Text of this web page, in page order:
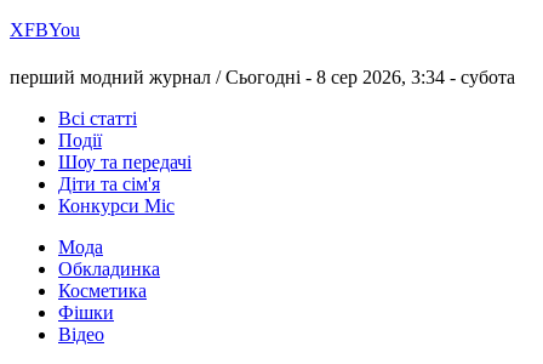
ХFBYou
перший модний журнал /Сьогодні - 8 сер 2026, 3:34 - субота
Всі статті
Події
Шоу та передачі
Діти та сім'я
Конкурси Міс
Мода
Обкладинка
Косметика
Фішки
Відео